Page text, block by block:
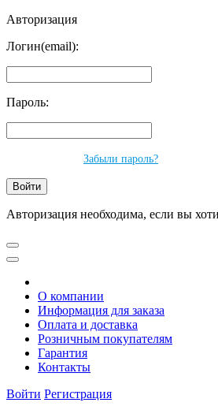
Авторизация
Логин(email):
Пароль:
Забыли пароль?
Авторизация необходима, если вы
О компании
Информация для заказа
Оплата и доставка
Розничным покупателям
Гарантия
Контакты
Войти Регистрация